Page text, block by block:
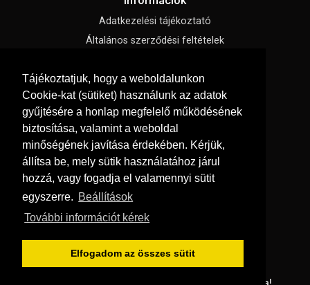
Tájékoztatjuk, hogy a weboldalunkon
Cookie-kat (sütiket) használunk az adatok
gyűjtésére a honlap megfelelő működésének
biztosítása, valamint a weboldal
minőségének javítása érdekében. Kérjük,
állítsa be, mely sütik használatához járul
hozzá, vagy fogadja el valamennyi sütit
egyszerre. Beállítások
További információt kérek
Elfogadom az összes sütit
Adatkezelési tájékoztató
Általános szerződési feltételek
Süti beállítások
Menü
Hírek, cikkek
Kapcsolat
Letölthető katalógusok
Szállítás és fizetés
Vásárlási feltételek